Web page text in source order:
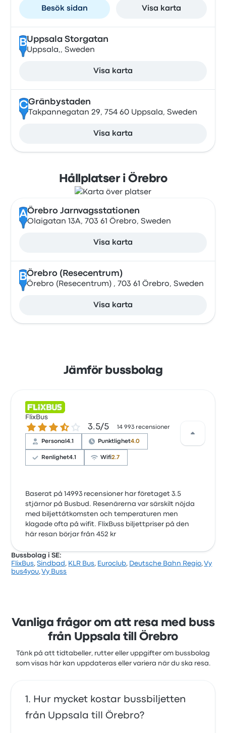
Besök sidan Visa karta
BUppsala Storgatan
Uppsala,, Sweden
Visa karta
CGränbystaden
Takpannegatan 29, 754 60 Uppsala, Sweden
Visa karta
Hållplatser i Örebro
AÖrebro Jarnvagsstationen
Olaigatan 13A, 703 61 Örebro, Sweden
Visa karta
BÖrebro (Resecentrum)
Örebro (Resecentrum) , 703 61 Örebro, Sweden
Visa karta
Jämför bussbolag
FlixBus
3.5 ur 5 stjärnor 3.5/5 14 993 recensioner
Personal4.1 Punktlighet4.0
Renlighet4.1 Wifi2.7
Baserat på 14993 recensioner har företaget 3.5
stjärnor på Busbud. Resenärerna var särskilt nöjda
med biljettåtkomsten och temperaturen men
klagade ofta på wifit. FlixBuss biljettpriser på den
här resan börjar från 452 kr
Bussbolag i SE:
FlixBus,Sindbad , KLR Bus, Euroclub, Deutsche Bahn Regio,Vy
bus4you,Vy Buss
Vanliga frågor om att resa med buss
från Uppsala till Örebro
Tänk på att tidtabeller, rutter eller uppgifter om bussbolag
som visas här kan uppdateras eller variera när du ska resa.
Hur mycket kostar bussbiljetten
från Uppsala till Örebro?